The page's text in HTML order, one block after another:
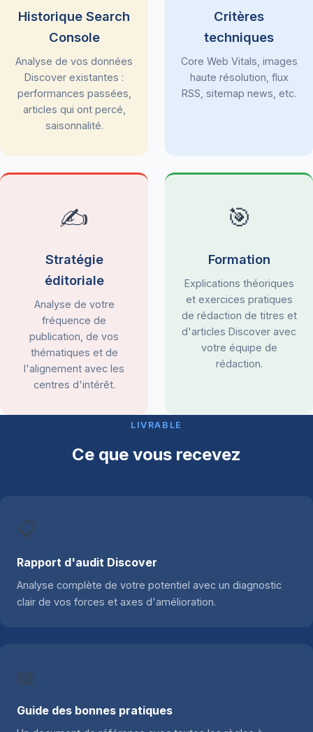
Historique Search
Console
Analyse de vos données
Discover existantes :
performances passées,
articles qui ont percé,
saisonnalité.
Critères
techniques
Core Web Vitals, images
haute résolution, flux
RSS, sitemap news, etc.
✍️
Stratégie
éditoriale
Analyse de votre
fréquence de
publication, de vos
thématiques et de
l'alignement avec les
centres d'intérêt.
🎯
Formation
Explications théoriques
et exercices pratiques
de rédaction de titres et
d'articles Discover avec
votre équipe de
rédaction.
LIVRABLE
Ce que vous recevez
📋
Rapport d'audit Discover
Analyse complète de votre potentiel avec un diagnostic
clair de vos forces et axes d'amélioration.
📖
Guide des bonnes pratiques